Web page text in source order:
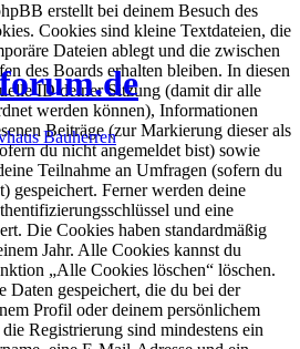
Bauherren
erstellt bei deinem Besuch des
Cookies sind kleine Textdateien, die
Dateien ablegt und die zwischen
des Boards erhalten bleiben. In diesen
ID deiner Sitzung (damit dir alle
werden können), Informationen
Beiträge (zur Markierung dieser als
du nicht angemeldet bist) sowie
Teilnahme an Umfragen (sofern du
gespeichert. Ferner werden deine
und eine
Die Cookies haben standardmäßig
Jahr. Alle Cookies kannst du
„Alle Cookies löschen“ löschen.
Daten gespeichert, die du bei der
Profil oder deinem persönlichem
Registrierung sind mindestens ein